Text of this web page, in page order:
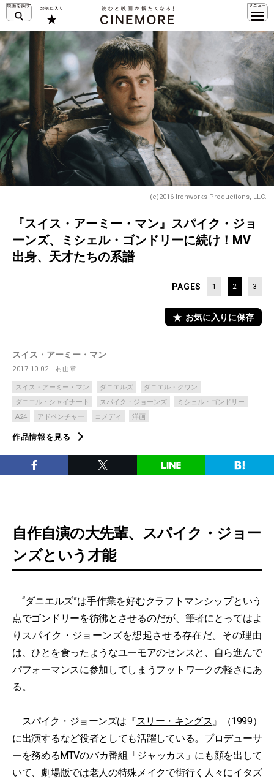
(c)2016 Ironworks Productions, LLC.
『スイス・アーミー・マン』スパイク・ジョ
ーンズ、ミシェル・ゴンドリーに続け！MV
出身、天才たちの系譜
PAGES 1 2 3
お気に入りに保存
スイス・アーミー・マン
2017.10.02 村山章
スイス・アーミー・マン ダニエルズ
ダニエル・クワン
ダニエル・シャイナート
スパイク・ジョーンズ
ミシェル・ゴンドリー
A24
アドベンチャー コメディ 洋画
作品情報を見る
自作自演の大先輩、スパイク・ジョー
ンズという才能
“ダニエルズ”は手作業を好むクラフトマンシップという
点でゴンドリーを彷彿とさせるのだが、筆者にとってはよ
りスパイク・ジョーンズを想起させる存在だ。その理由
は、ひとを食ったようなユーモアのセンスと、自ら進んで
パフォーマンスに参加してしまうフットワークの軽さにあ
る。
スパイク・ジョーンズは『スリー・キングス』（1999）
に出演するなど役者としても活躍している。プロデューサ
ーを務めるMTVのバカ番組「ジャッカス」にも顔を出して
いて、劇場版では老人の特殊メイクで街行く人々にイタズ